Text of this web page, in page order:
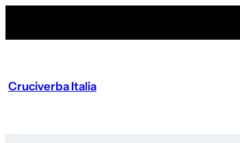
Cruciverba Italia